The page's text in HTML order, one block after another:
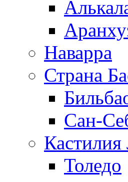
Наварра
Страна
Сан-
Толедо